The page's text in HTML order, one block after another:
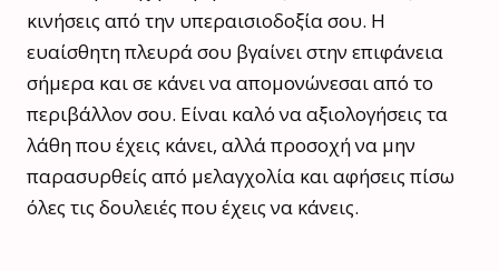
κινήσεις από την υπεραισιοδοξία σου. Η
ευαίσθητη πλευρά σου βγαίνει στην επιφάνεια
σήμερα και σε κάνει να απομονώνεσαι από το
περιβάλλον σου. Είναι καλό να αξιολογήσεις τα
λάθη που έχεις κάνει, αλλά προσοχή να μην
παρασυρθείς από μελαγχολία και αφήσεις πίσω
όλες τις δουλειές που έχεις να κάνεις.